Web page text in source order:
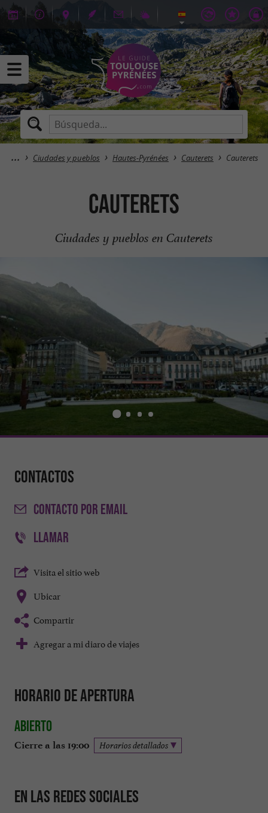
Ciudades y pueblos Hautes-Pyrénées Cauterets Cauterets
Cauterets
Ciudades y pueblos en Cauterets
Contactos
CONTACTO POR EMAIL
LLAMAR
Visita el sitio web
Ubicar
Compartir
Agregar a mi diaro de viajes
Horario de apertura
Abierto
Cierre a las 19:00 Horarios detallados
En las redes sociales